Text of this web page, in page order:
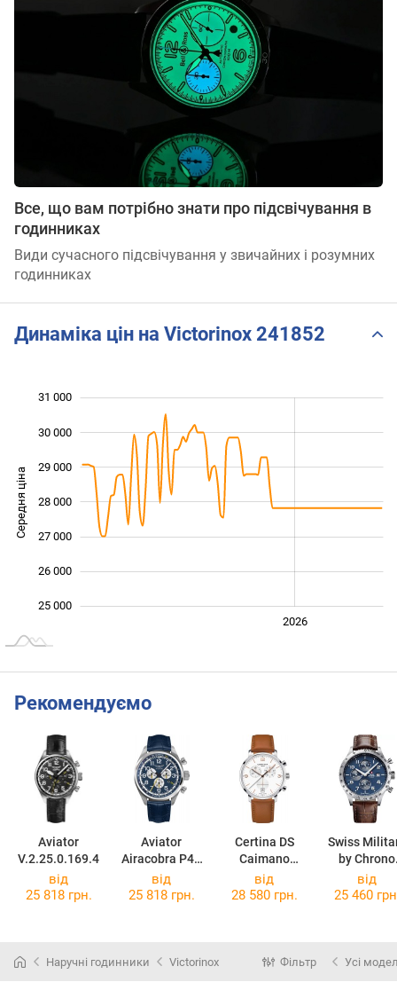
Все, що вам потрібно знати про підсвічування в
годинниках
Види сучасного підсвічування у звичайних і розумних
годинниках
Динаміка цін на Victorinox 241852
Середня ціна 25 000
25 000
26 000
27 000
28 000
29 000
30 000
31 000
2026
Рекомендуємо
Aviator
V.2.25.0.169.4
Aviator
Airacobra P45
Chrono
V.2.25.0.170.4
Certina DS
Caimano
C035.417.16.0
37.01
Swiss
by Chrono
від
25 818 грн.
від
25 818 грн.
від
28 580 грн.
від
25 460
Наручні годинники Victorinox Фільтр Усі